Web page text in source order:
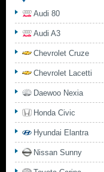
Audi 80
Audi A3
Chevrolet Cruze
Chevrolet Lacetti
Daewoo Nexia
Honda Civic
Hyundai Elantra
Nissan Sunny